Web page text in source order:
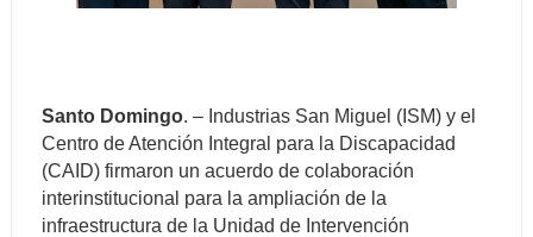
Santo Domingo. – Industrias San Miguel (ISM) y el
Centro de Atención Integral para la Discapacidad
(CAID) firmaron un acuerdo de colaboración
interinstitucional para la ampliación de la
infraestructura de la Unidad de Intervención